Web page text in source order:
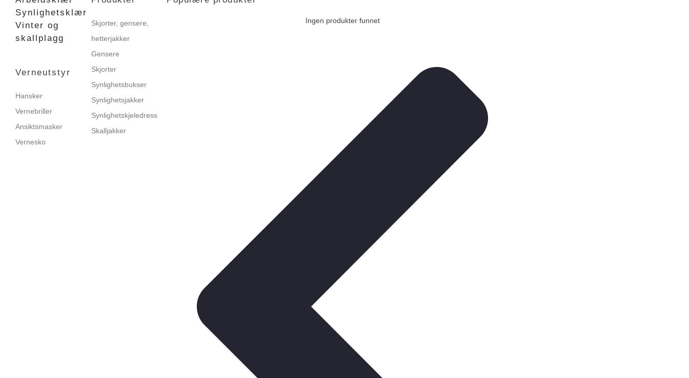
Synlighetsklær
Vinter og
skallplagg
Verneutstyr
Hansker
Vernebriller
Ansiktsmasker
Vernesko
Skjorter, gensere,
hetterjakker
Gensere
Skjorter
Synlighetsbukser
Synlighetsjakker
Synlighetskjeledress
Skalljakker
Ingen produkter funnet